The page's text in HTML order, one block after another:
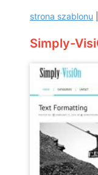
strona szablonu
Simply-